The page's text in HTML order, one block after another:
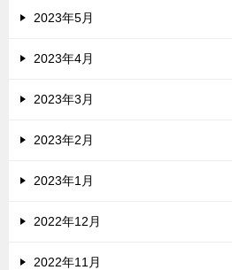
2023年5月
2023年4月
2023年3月
2023年2月
2023年1月
2022年12月
2022年11月